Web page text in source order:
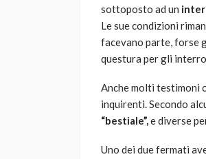
sottoposto ad un
Le sue condizioni
facevano parte, forse
questura per gli
Anche molti testimoni
inquirenti. Secondo
“bestiale”,e diverse
Uno dei due fermati